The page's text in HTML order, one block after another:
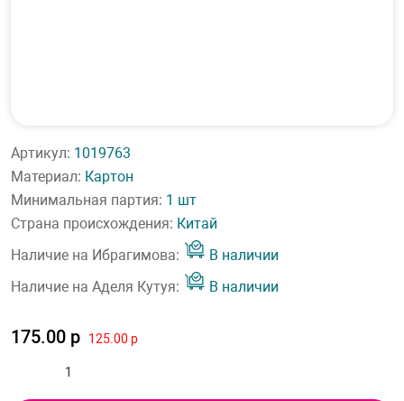
Артикул: 1019763
Материал: Картон
Минимальная партия: 1 шт
Страна происхождения: Китай
Наличие на Ибрагимова:
В наличии
Наличие на Аделя Кутуя:
В наличии
175.00 р 125.00 р